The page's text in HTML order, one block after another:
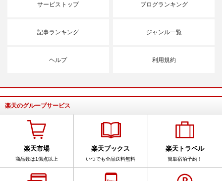
サービストップ ブログランキング
記事ランキング ジャンル一覧
ヘルプ 利用規約
楽天のグループサービス
楽天市場
商品数は1億点以上
楽天ブックス
いつでも全品送料無料
楽天トラベル
簡単宿泊予約！